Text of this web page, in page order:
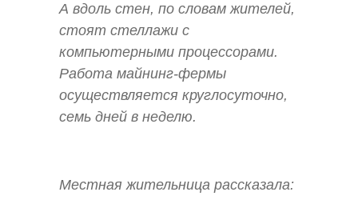
А вдоль стен, по словам жителей,
стоят стеллажи с
компьютерными процессорами.
Работа майнинг-фермы
осуществляется круглосуточно,
семь дней в неделю.
Местная жительница рассказала: